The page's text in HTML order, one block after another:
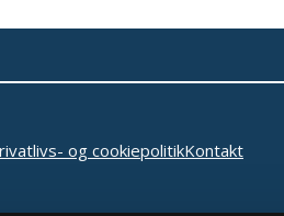
og cookiepolitikKontakt